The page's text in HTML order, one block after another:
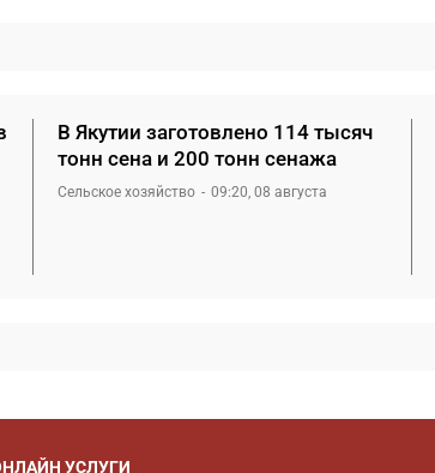
В Якутии заготовлено 114 тысяч
тонн сена и 200 тонн сенажа
Сельское хозяйство 09:20, 08 августа
УСЛУГИ